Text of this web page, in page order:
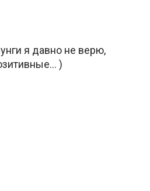
я давно не верю,
)